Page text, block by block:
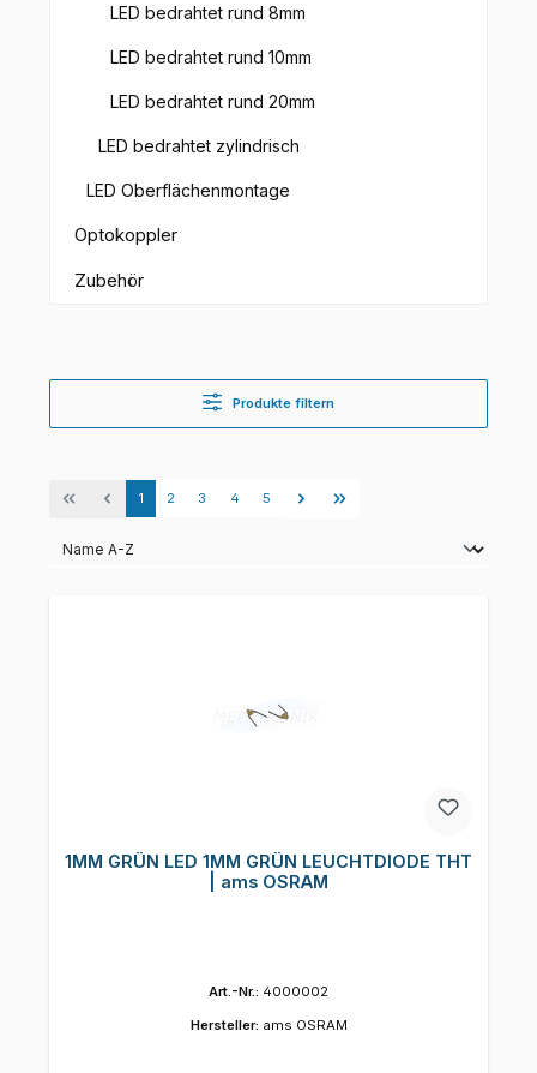
LED bedrahtet rund 8mm
LED bedrahtet rund 10mm
LED bedrahtet rund 20mm
LED bedrahtet zylindrisch
LED Oberflächenmontage
Optokoppler
Zubehör
Produkte filtern
Seite
1 Seite
2 Seite
3 Seite
4 Seite
5
1MM GRÜN LED 1MM GRÜN LEUCHTDIODE THT
| ams OSRAM
Art.-Nr.: 4000002
Hersteller: ams OSRAM